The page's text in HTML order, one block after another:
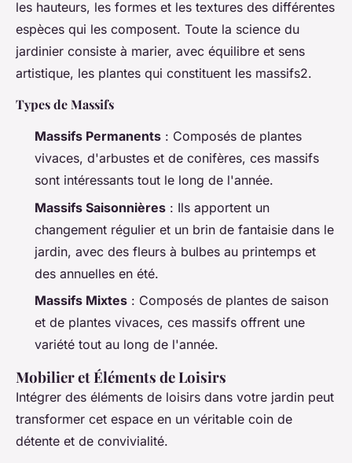
les hauteurs, les formes et les textures des différentes
espèces qui les composent. Toute la science du
jardinier consiste à marier, avec équilibre et sens
artistique, les plantes qui constituent les massifs2.
Types de Massifs
Massifs Permanents : Composés de plantes
vivaces, d'arbustes et de conifères, ces massifs
sont intéressants tout le long de l'année.
Massifs Saisonnières : Ils apportent un
changement régulier et un brin de fantaisie dans le
jardin, avec des fleurs à bulbes au printemps et
des annuelles en été.
Massifs Mixtes : Composés de plantes de saison
et de plantes vivaces, ces massifs offrent une
variété tout au long de l'année.
Mobilier et Éléments de Loisirs
Intégrer des éléments de loisirs dans votre jardin peut
transformer cet espace en un véritable coin de
détente et de convivialité.